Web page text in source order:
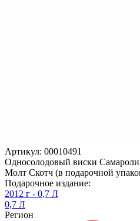
Артикул: 00010491
Односолодовый виски
Молт Скотч (в подарочной
Подарочное издание:
2012 г - 0,7 Л
0,7 Л
Регион